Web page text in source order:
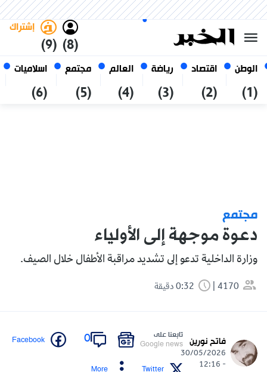
الوطن
(1)
اقتصاد
(2)
رياضة
(3)
العالم
(4)
مجتمع
(5)
اسلاميات
(6)
(8)
إشتراك
(9)
06 أغسطس 2026
الجزائر
مجتمع
دعوة موجهة إلى الأولياء
وزارة الداخلية تدعو إلى تشديد مراقبة الأطفال خلال الصيف.
4170
فاتح نورين
30/05/2026
- 12:16
تابعنا على
Google news
0
Facebook